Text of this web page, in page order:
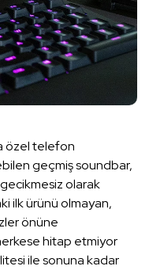
özel telefon
geçmiş soundbar,
olarak
ilk ürünü olmayan,
önüne
hitap etmiyor
ile sonuna kadar